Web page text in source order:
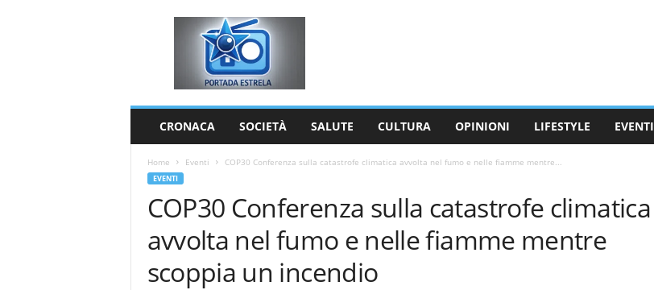
CRONACA SOCIETÀ SALUTE CULTURA OPINIONI LIFESTYLE EVENTI
Home Eventi COP30 Conferenza sulla catastrofe climatica avvolta nel fumo e nelle fiamme mentre...
EVENTI
COP30 Conferenza sulla catastrofe climatica
avvolta nel fumo e nelle fiamme mentre
scoppia un incendio